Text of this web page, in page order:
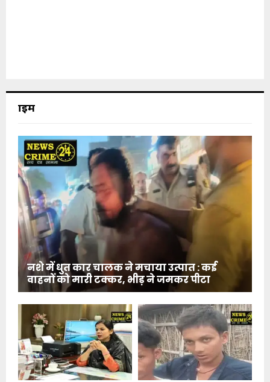
क्राइम
नशे में धुत कार चालक ने मचाया उत्पात : कई
वाहनों को मारी टक्कर, भीड़ ने जमकर पीटा